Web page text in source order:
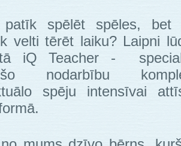
patīk spēlēt spēles, bet
velti tērēt laiku? Laipni
iQ Teacher -
nodarbību
spēju intensīvai